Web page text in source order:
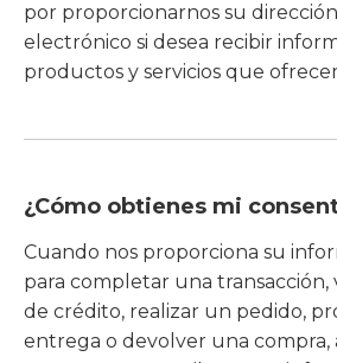
por proporcionarnos su
electrónico si desea recibir
productos y servicios que
¿Cómo obtienes mi
Cuando nos proporciona su
para completar una transacción,
de crédito, realizar un pedido,
entrega o devolver una compra,